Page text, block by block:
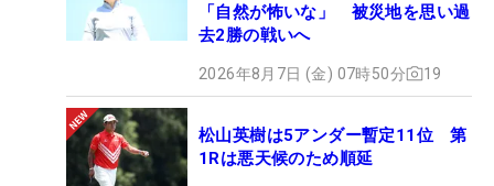
「自然が怖いな」 被災地を思い過
去2勝の戦いへ
2026年8月7日 (金) 07時50分 19
松山英樹は5アンダー暫定11位 第
1Rは悪天候のため順延